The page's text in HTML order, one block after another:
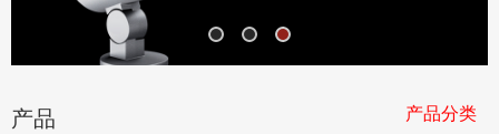
产品 产品分类